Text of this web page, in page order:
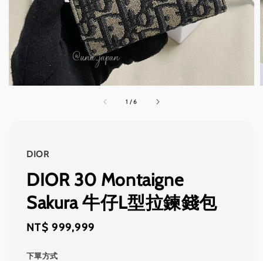
1 /6
DIOR
DIOR 30 Montaigne
Sakura 牛仔L型拉鍊錢包
Regular
NT$ 999,999
下單方式